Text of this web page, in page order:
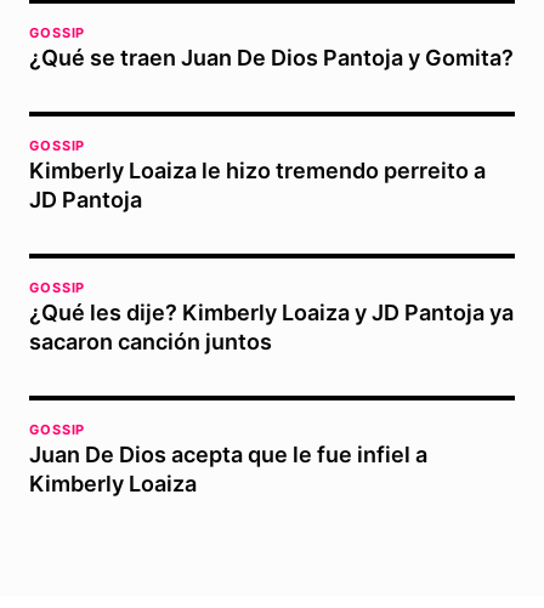
GOSSIP
¿Qué se traen Juan De Dios Pantoja y Gomita?
GOSSIP
Kimberly Loaiza le hizo tremendo perreito a
JD Pantoja
GOSSIP
¿Qué les dije? Kimberly Loaiza y JD Pantoja ya
sacaron canción juntos
GOSSIP
Juan De Dios acepta que le fue infiel a
Kimberly Loaiza